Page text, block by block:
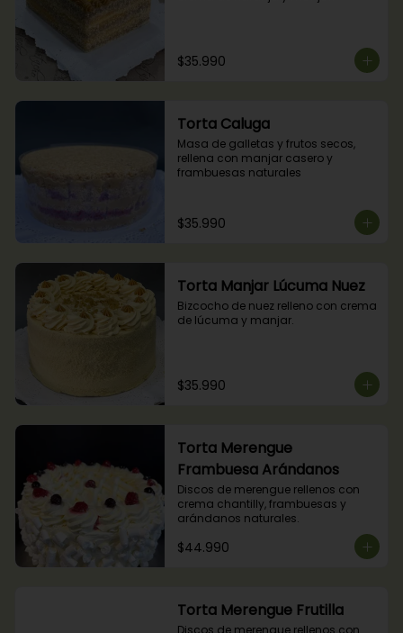
$35.990
Torta Caluga
Masa de galletas y frutos secos,
rellena con manjar casero y
frambuesas naturales
$35.990
Torta Manjar Lúcuma Nuez
Bizcocho de nuez relleno con crema
de lúcuma y manjar.
$35.990
Torta Merengue
Frambuesa Arándanos
Discos de merengue rellenos con
crema chantilly, frambuesas y
arándanos naturales.
$44.990
Torta Merengue Frutilla